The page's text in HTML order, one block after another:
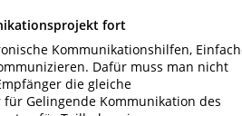
fort
Kommunikationshilfen,
Dafür muss man nicht
die gleiche
Gelingende Kommunikation des